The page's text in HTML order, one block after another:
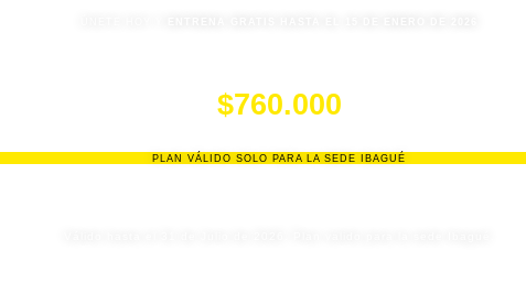
$760.000
PLAN VÁLIDO SOLO PARA LA SEDE IBAGUÉ